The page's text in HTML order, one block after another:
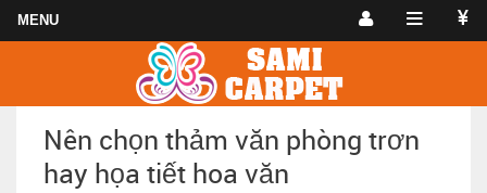
Nên chọn thảm văn phòng trơn
hay họa tiết hoa văn